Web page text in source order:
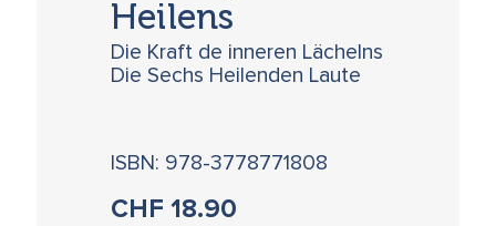
Heilens
Die Kraft de inneren Lächelns
Die Sechs Heilenden Laute
ISBN: 978-3778771808
CHF18.90